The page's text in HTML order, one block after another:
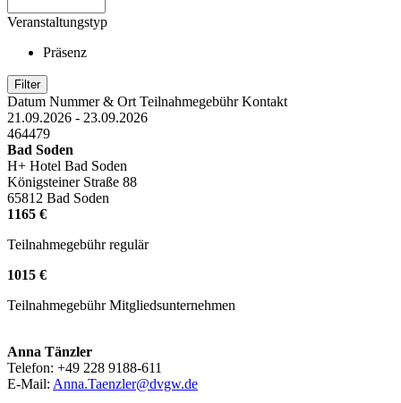
Veranstaltungstyp
Präsenz
Datum Nummer & Ort Teilnahmegebühr Kontakt
21.09.2026 - 23.09.2026
464479
Bad Soden
H+ Hotel Bad Soden
Königsteiner Straße 88
65812 Bad Soden
1165 €
Teilnahmegebühr regulär
1015 €
Teilnahmegebühr Mitgliedsunternehmen
Anna Tänzler
Telefon: +49 228 9188-611
E-Mail: Anna.Taenzler@dvgw.de